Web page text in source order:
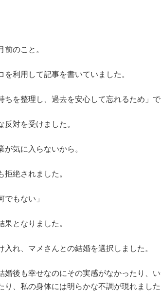
のこと。
ブロを利用して記事を書いていました
を整理し、過去を安心して忘れるため」で
対を受けました。
気に入らないから。
絶されました。
でもない」
となりました。
れ、マメさんとの結婚を選択しました。
後も幸せなのにその実感がなかったり、
、私の身体には明らかな不調が現れました